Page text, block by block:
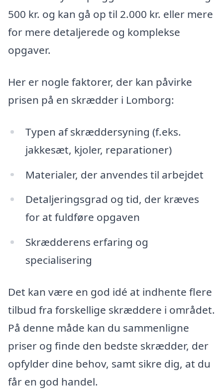
500 kr. og kan gå op til 2.000 kr. eller mere
for mere detaljerede og komplekse
opgaver.
Her er nogle faktorer, der kan påvirke
prisen på en skrædder i Lomborg:
Typen af skræddersyning (f.eks.
jakkesæt, kjoler, reparationer)
Materialer, der anvendes til arbejdet
Detaljeringsgrad og tid, der kræves
for at fuldføre opgaven
Skrædderens erfaring og
specialisering
Det kan være en god idé at indhente flere
tilbud fra forskellige skræddere i området.
På denne måde kan du sammenligne
priser og finde den bedste skrædder, der
opfylder dine behov, samt sikre dig, at du
får en god handel.